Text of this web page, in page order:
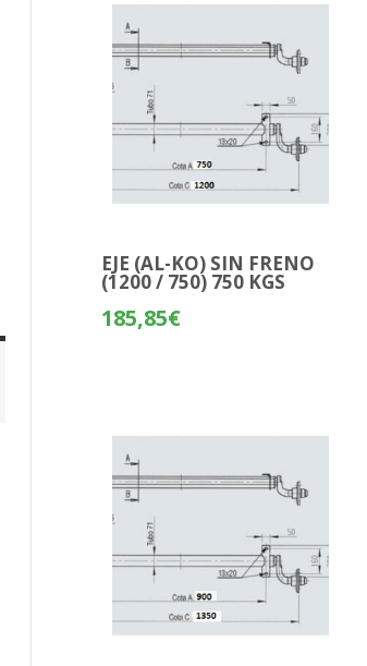
EJE (AL-KO) SIN FRENO
(1200 / 750) 750 KGS
185,85€